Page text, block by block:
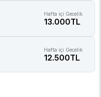
Hafta içi Gecelik
13.000TL
Hafta içi Gecelik
12.500TL